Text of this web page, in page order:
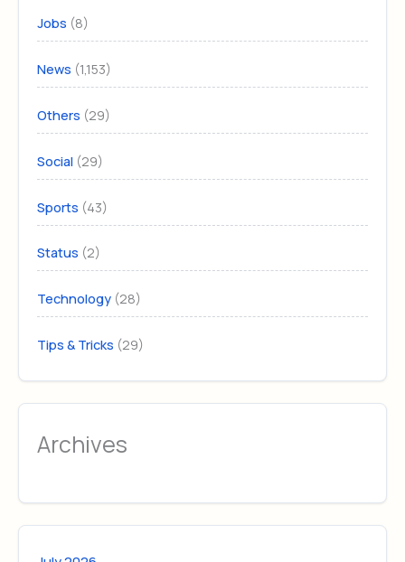
Jobs (8)
News (1,153)
Others (29)
Social (29)
Sports (43)
Status (2)
Technology (28)
Tips & Tricks (29)
Archives